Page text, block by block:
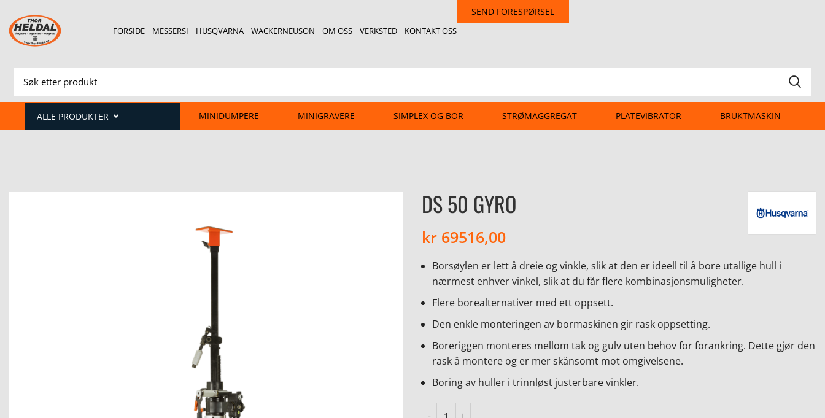
FORSIDE MESSERSI HUSQVARNA WACKERNEUSON OM OSS VERKSTED KONTAKT OSS
SEND FORESPØRSEL
ALLE PRODUKTER MINIDUMPERE MINIGRAVERE SIMPLEX OG BOR STRØMAGGREGAT PLATEVIBRATOR BRUKTMASKIN
DS 50 GYRO
kr 69516,00
Borsøylen er lett å dreie og vinkle, slik at den er ideell til å bore utallige hull i
nærmest enhver vinkel, slik at du får flere kombinasjonsmuligheter.
Flere borealternativer med ett oppsett.
Den enkle monteringen av bormaskinen gir rask oppsetting.
Boreriggen monteres mellom tak og gulv uten behov for forankring. Dette gjør den
rask å montere og er mer skånsomt mot omgivelsene.
Boring av huller i trinnløst justerbare vinkler.